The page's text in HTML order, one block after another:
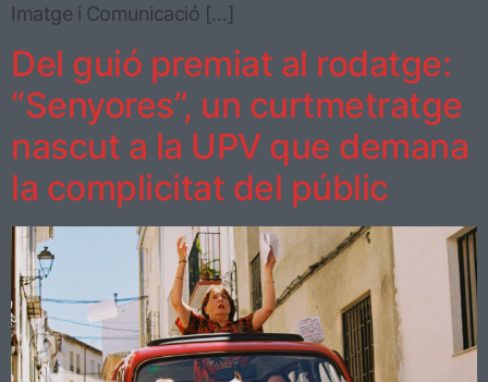
Imatge i Comunicació […]
Del guió premiat al rodatge:
“Senyores”, un curtmetratge
nascut a la UPV que demana
la complicitat del públic